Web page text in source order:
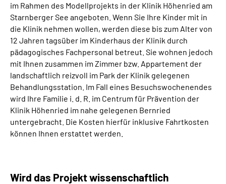
im Rahmen des Modellprojekts in der Klinik Höhenried am
Starnberger See angeboten. Wenn Sie Ihre Kinder mit in
die Klinik nehmen wollen, werden diese bis zum Alter von
12 Jahren tagsüber im Kinderhaus der Klinik durch
pädagogisches Fachpersonal betreut. Sie wohnen jedoch
mit Ihnen zusammen im Zimmer bzw. Appartement der
landschaftlich reizvoll im Park der Klinik gelegenen
Behandlungsstation. Im Fall eines Besuchswochenendes
wird Ihre Familie i. d. R. im Centrum für Prävention der
Klinik Höhenried im nahe gelegenen Bernried
untergebracht. Die Kosten hierfür inklusive Fahrtkosten
können Ihnen erstattet werden.
Wird das Projekt wissenschaftlich